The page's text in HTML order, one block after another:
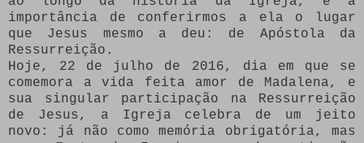
importância de conferirmos a ela o lugar
que Jesus mesmo a deu: de Apóstola da
Ressurreição.
Hoje, 22 de julho de 2016, dia em que se
comemora a vida feita amor de Madalena, e
sua singular participação na Ressurreição
de Jesus, a Igreja celebra de um jeito
novo: já não como memória obrigatória, mas